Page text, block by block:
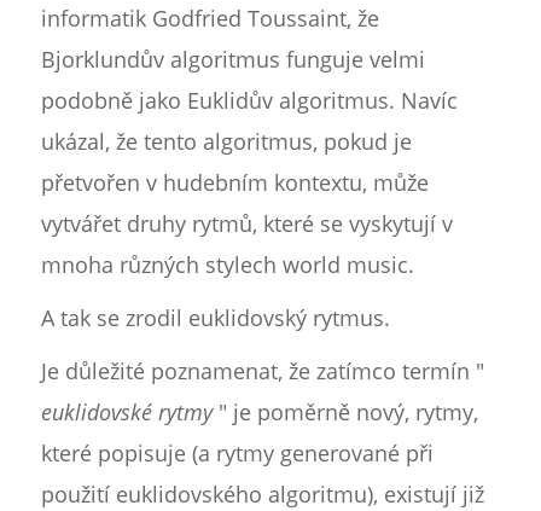
informatik Godfried Toussaint, že
Bjorklundův algoritmus funguje velmi
podobně jako Euklidův algoritmus. Navíc
ukázal, že tento algoritmus, pokud je
přetvořen v hudebním kontextu, může
vytvářet druhy rytmů, které se vyskytují v
mnoha různých stylech world music.
A tak se zrodil euklidovský rytmus.
Je důležité poznamenat, že zatímco termín "
euklidovské rytmy" je poměrně nový, rytmy,
které popisuje (a rytmy generované při
použití euklidovského algoritmu), existují již